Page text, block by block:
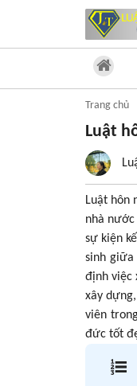
Trang chủ
Luật
Luật hôn
nhà
sự kiện
sinh giữa
định việc
xây
viên
đức tốt